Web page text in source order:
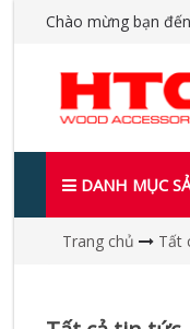
Chào mừng bạn
DANH MỤC
Trang chủ Tất